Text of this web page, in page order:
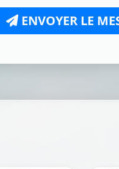
ENVOYER LE